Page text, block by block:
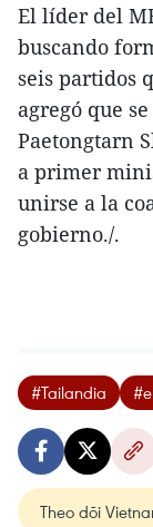
El líder del
buscando
seis partidos
agregó que
Paetongtarn
a primer
unirse a la
gobierno./.
#Tailandia
Theo dõi